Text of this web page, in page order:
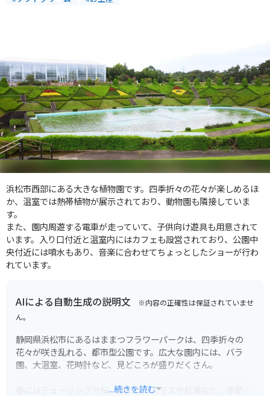
浜松市西部にある大きな植物園です。四季折々の花々が楽しめるほ
か、温室では熱帯植物が展示されており、動物園も隣接していま
す。
また、園内周遊する電車が走っていて、子供向け遊具も用意されて
います。入り口付近と温室内にはカフェも設営されており、公園中
央付近には噴水もあり、音楽に合わせてちょっとしたショーが行わ
れています。
AIによる自動生成の説明文 ※内容の正確性は保証されていませ
ん。
静岡県浜松市にあるはままつフラワーパークは、四季折々の
花々が咲き乱れる、都市型公園です。広大な園内には、バラ
園、大温室、花時計など、見どころが盛りだくさん。
春にはチューリップや桜、秋にはコスモスや紅葉など、季節ご
...続きを読む